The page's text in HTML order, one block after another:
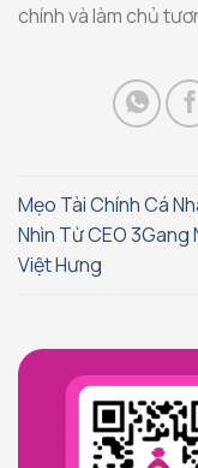
chính và làm chủ
Mẹo Tài Chính Cá
Nhìn Từ CEO 3Gang
Việt Hưng